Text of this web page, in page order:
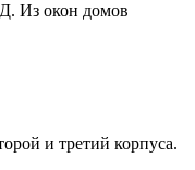
Из окон домов
и третий корпуса.